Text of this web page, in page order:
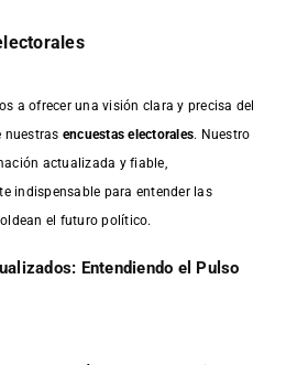
a ofrecer una visión clara y precisa del
nuestras encuestas electorales. Nuestro
actualizada y fiable,
indispensable para entender las
el futuro político.
Entendiendo el Pulso